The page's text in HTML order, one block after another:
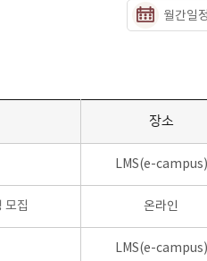
월간일
장소
LMS(e-campus)
모집 온라인
LMS(e-campus)